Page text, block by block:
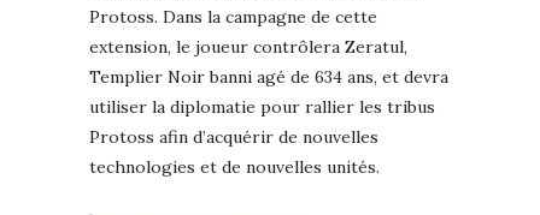
Protoss. Dans la campagne de cette
extension, le joueur contrôlera Zeratul,
Templier Noir banni agé de 634 ans, et devra
utiliser la diplomatie pour rallier les tribus
Protoss afin d’acquérir de nouvelles
technologies et de nouvelles unités.